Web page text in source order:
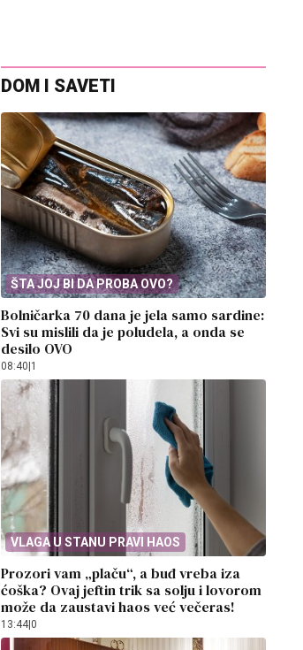
DOM I SAVETI
ŠTA JOJ BI DA PROBA OVO?
Bolničarka 70 dana je jela samo sardine:
Svi su mislili da je poludela, a onda se
desilo OVO
08:40 1
VLAGA U STANU PRAVI HAOS
Prozori vam „plaču“, a buđ vreba iza
ćoška? Ovaj jeftin trik sa solju i lovorom
može da zaustavi haos već večeras!
13:44 0